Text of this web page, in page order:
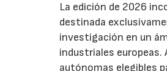
La edición de 2026
destinada
investigación en un
industriales europeas.
autónomas elegibles